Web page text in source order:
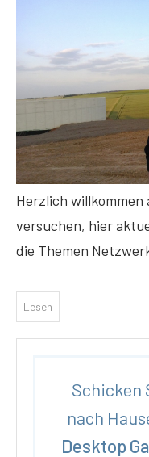
Herzlich willkommen
versuchen, hier
die Themen
Lesen
Schicken
nach
Desktop